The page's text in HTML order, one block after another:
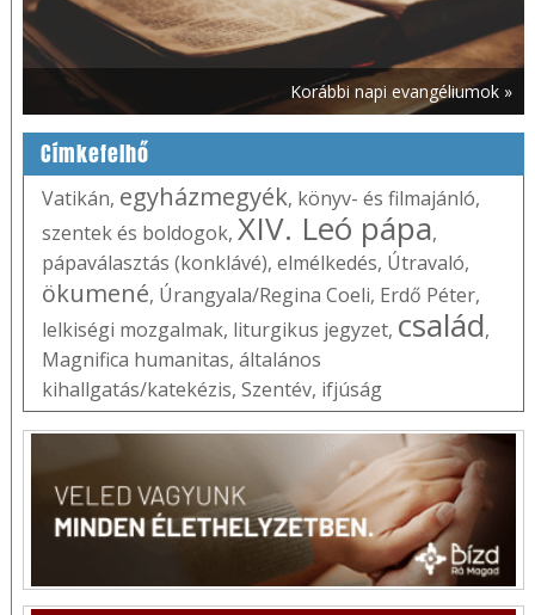
Korábbi napi evangéliumok »
Címkefelhő
Vatikán, egyházmegyék, könyv- és filmajánló,
szentek és boldogok, XIV. Leó pápa,
pápaválasztás (konklávé), elmélkedés, Útravaló,
ökumené, Úrangyala/Regina Coeli, Erdő Péter,
lelkiségi mozgalmak, liturgikus jegyzet, család,
Magnifica humanitas, általános
kihallgatás/katekézis, Szentév, ifjúság